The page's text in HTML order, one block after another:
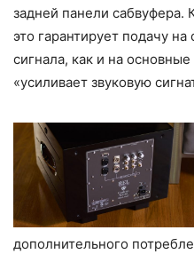
задней панели сабвуфера.
это гарантирует подачу
сигнала, как и на
«усиливает звуковую
дополнительного